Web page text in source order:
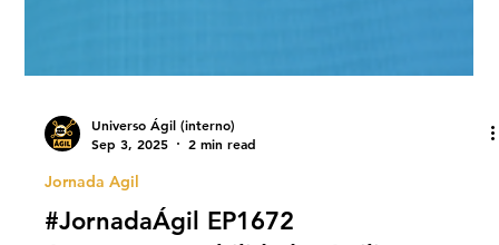
Sep 3, 2025
Jornada Agil